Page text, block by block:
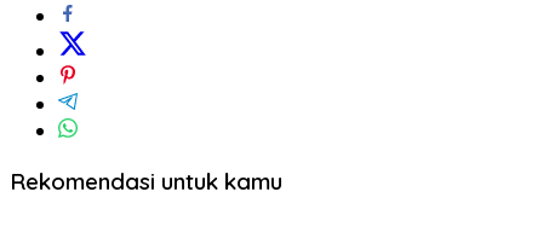
Rekomendasi untuk kamu